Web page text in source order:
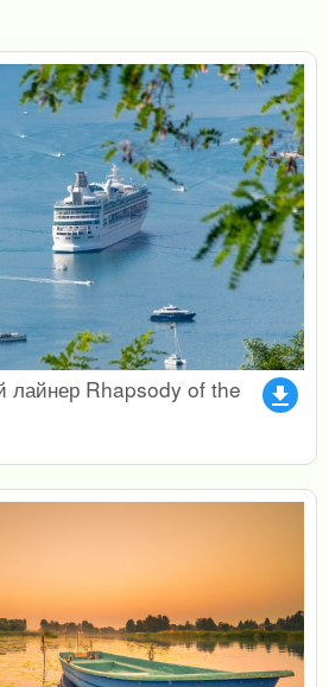
file_download
лайнер Rhapsody of the